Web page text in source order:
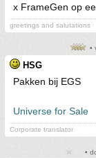
x FrameGen op
greetings and salutations
•
HSG
Pakken bij EGS
Universe for Sale
Corporate translator
•